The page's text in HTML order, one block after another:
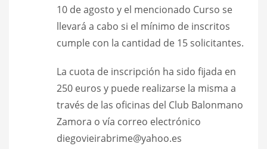
10 de agosto y el mencionado Curso se
llevará a cabo si el mínimo de inscritos
cumple con la cantidad de 15 solicitantes.
La cuota de inscripción ha sido fijada en
250 euros y puede realizarse la misma a
través de las oficinas del Club Balonmano
Zamora o vía correo electrónico
diegovieirabrime@yahoo.es